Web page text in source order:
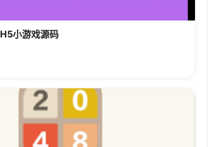
小游戏源码